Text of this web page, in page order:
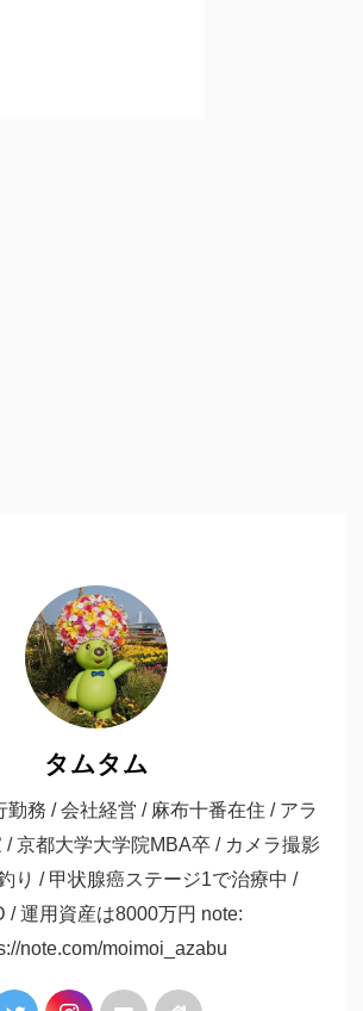
タムタム
勤務 / 会社経営 / 麻布十番在住 / アラ
/ 京都大学大学院MBA卒 / カメラ撮影
り / 甲状腺癌ステージ1で治療中 /
/ 運用資産は8000万円 note:
note.com/moimoi_azabu